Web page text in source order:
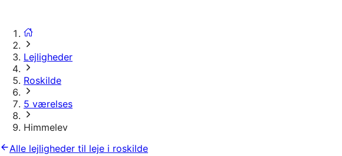
Lejligheder
Roskilde
5 værelses
Himmelev
Alle lejligheder til leje i roskilde